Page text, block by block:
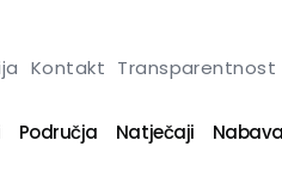
Kontakt Transparentnost
Područja Natječaji Nabava